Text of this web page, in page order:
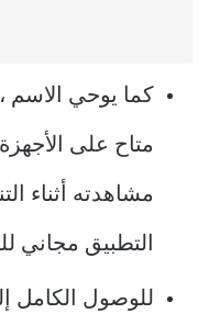
كما يوحي الاسم
متاح على
مشاهدته أثناء
التطبيق مجاني
للوصول الكامل